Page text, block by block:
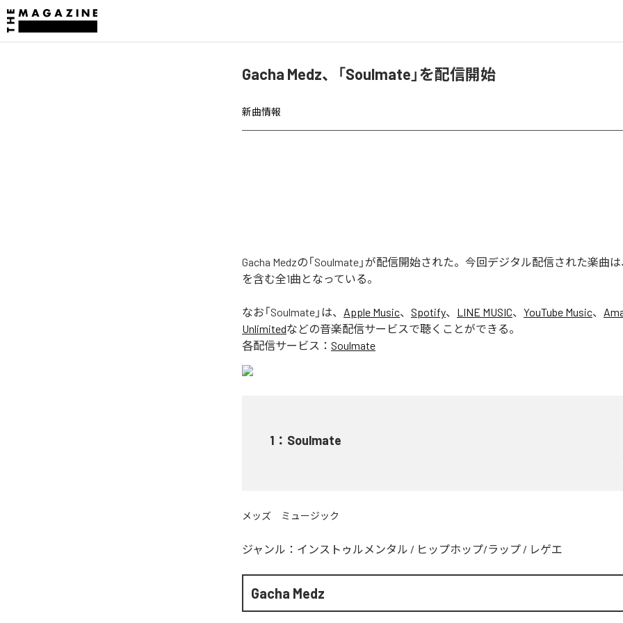
Gacha Medz、「Soulmate」を配信開始
新曲情報
Gacha Medzの「Soulmate」が配信開始された。今回デジタル配信された楽曲は
を含む全1曲となっている。
なお「Soulmate 」は、 Apple Music、 Spotify、 LINE MUSIC、 YouTube Music、
Unlimitedなどの音楽配信サービスで聴くことができる。
各配信サービス： Soulmate
1 ： Soulmate
メッズ ミュージック
ジャンル： インストゥルメンタル / ヒップホップ/ラップ / レゲエ
Gacha Medz